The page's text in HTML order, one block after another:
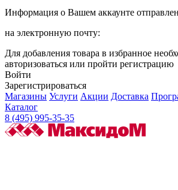
Информация о Вашем аккаунте
на электронную почту:
Для добавления товара в избранное
авторизоваться или пройти регистрацию
Войти
Зарегистрироваться
Магазины Услуги Акции Доставка
Каталог
8 (495) 995-35-35